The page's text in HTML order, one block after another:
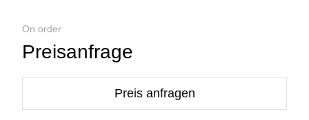
On order
Preisanfrage
Preis anfragen